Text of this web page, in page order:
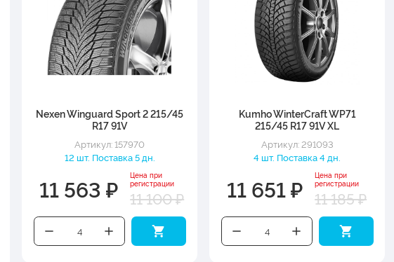
Nexen Winguard Sport 2 215/45
R17 91V
Артикул: 157970
12 шт. Поставка 5 дн.
11 563 ₽
Цена при
регистрации
11 100 ₽
Kumho WinterCraft WP71
215/45 R17 91V XL
Артикул: 291093
4 шт. Поставка 4 дн.
11 651 ₽
Цена при
регистрации
11 185 ₽